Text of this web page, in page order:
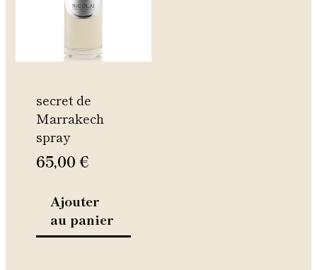
secret de
Marrakech
spray
65,00€
Ajouter
au panier